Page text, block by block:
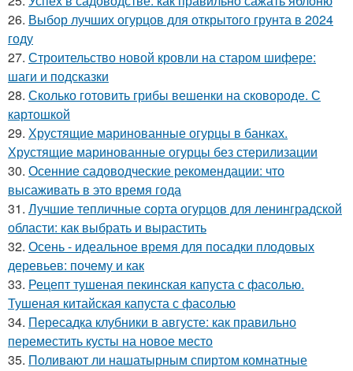
26. Выбор лучших огурцов для открытого грунта в 2024
году
27. Строительство новой кровли на старом шифере:
шаги и подсказки
28. Сколько готовить грибы вешенки на сковороде. С
картошкой
29. Хрустящие маринованные огурцы в банках.
Хрустящие маринованные огурцы без стерилизации
30. Осенние садоводческие рекомендации: что
высаживать в это время года
31. Лучшие тепличные сорта огурцов для ленинградской
области: как выбрать и вырастить
32. Осень - идеальное время для посадки плодовых
деревьев: почему и как
33. Рецепт тушеная пекинская капуста с фасолью.
Тушеная китайская капуста с фасолью
34. Пересадка клубники в августе: как правильно
переместить кусты на новое место
35. Поливают ли нашатырным спиртом комнатные